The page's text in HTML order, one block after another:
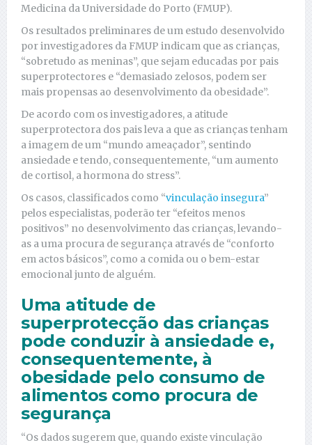
Medicina da Universidade do Porto (FMUP).
Os resultados preliminares de um estudo desenvolvido
por investigadores da FMUP indicam que as crianças,
“sobretudo as meninas”, que sejam educadas por pais
superprotectores e “demasiado zelosos, podem ser
mais propensas ao desenvolvimento da obesidade”.
De acordo com os investigadores, a atitude
superprotectora dos pais leva a que as crianças tenham
a imagem de um “mundo ameaçador”, sentindo
ansiedade e tendo, consequentemente, “um aumento
de cortisol, a hormona do stress”.
Os casos, classificados como “vinculação insegura”
pelos especialistas, poderão ter “efeitos menos
positivos” no desenvolvimento das crianças, levando-
as a uma procura de segurança através de “conforto
em actos básicos”, como a comida ou o bem-estar
emocional junto de alguém.
Uma atitude de
superprotecção das crianças
pode conduzir à ansiedade e,
consequentemente, à
obesidade pelo consumo de
alimentos como procura de
segurança
“Os dados sugerem que, quando existe vinculação